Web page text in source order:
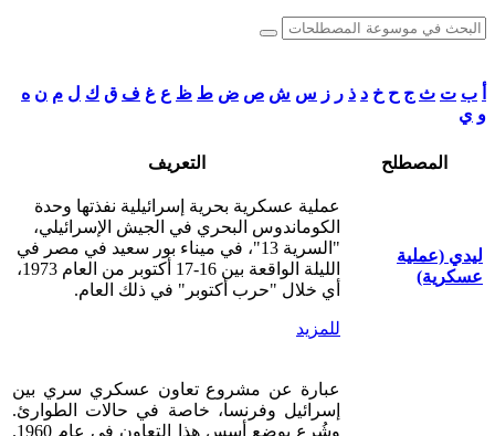
ب ت ث ج ح خ د ذ ر ز س ش ص ض ط ظ ع غ ف ق ك ل م ن ه
و ي
المصطلح التعريف
ليدي (عملية
عسكرية)
عملية عسكرية بحرية إسرائيلية نفذتها وحدة
الكوماندوس البحري في الجيش الإسرائيلي،
"السرية 13"، في ميناء بور سعيد في مصر
في
الليلة الواقعة بين 16-17 أكتوبر من العام 1973،
أي خلال "حرب أكتوبر" في ذلك العام.
للمزيد
عبارة عن مشروع تعاون عسكري سري بين
إسرائيل وفرنسا، خاصة في حالات الطوارئ.
وشُرع بوضع أسس هذا التعاون في عام 1960.